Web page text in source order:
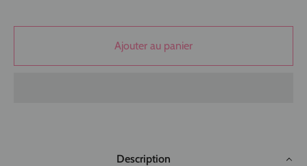
Ajouter au panier
Description